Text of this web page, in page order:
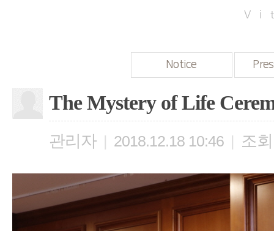
Notice
The Mystery of Life
관리자 2018.12.18 10:46 조회